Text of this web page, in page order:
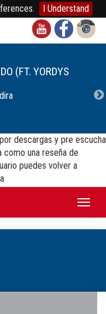
I Understand
(FT. YORDYS
descargas y pre escucha
como una reseña de
puedes volver a